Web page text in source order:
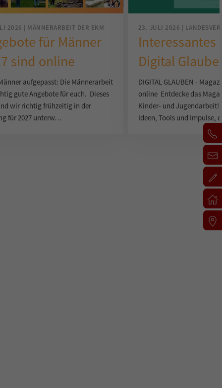
2026 | MÄNNERARBEIT DER EKM
für Männer
sind online
aufgepasst: Die Männerarbeit
gute Angebote für euch. Dieses
wir richtig frühzeitig in der
für 2027 unterw…
23. JULI 2026 |
Interessantes
Digital
DIGITAL GLAUBEN -
online Entdecke das
Kinder- und Jugendarbeit!
Ideen, Tools und Impulse,